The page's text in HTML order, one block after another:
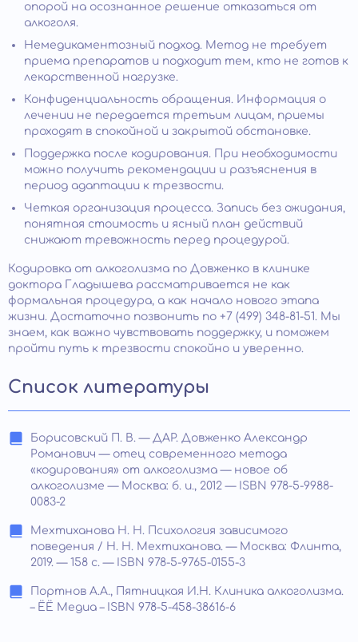
опорой на осознанное решение отказаться от
алкоголя.
Немедикаментозный подход. Метод не требует
приема препаратов и подходит тем, кто не готов к
лекарственной нагрузке.
Конфиденциальность обращения. Информация о
лечении не передается третьим лицам, приемы
проходят в спокойной и закрытой обстановке.
Поддержка после кодирования. При необходимости
можно получить рекомендации и разъяснения в
период адаптации к трезвости.
Четкая организация процесса. Запись без ожидания,
понятная стоимость и ясный план действий
снижают тревожность перед процедурой.
Кодировка от алкоголизма по Довженко в клинике
доктора Гладышева рассматривается не как
формальная процедура, а как начало нового этапа
жизни. Достаточно позвонить по +7 (499) 348-81-51. Мы
знаем, как важно чувствовать поддержку, и поможем
пройти путь к трезвости спокойно и уверенно.
Список литературы
Борисовский П. В. — ДАР. Довженко Александр
Романович — отец современного метода
«кодирования» от алкоголизма — новое об
алкоголизме — Москва: б. и., 2012 — ISBN 978-5-9988-
0083-2
Мехтиханова Н. Н. Психология зависимого
поведения / Н. Н. Мехтиханова. — Москва: Флинта,
2019. — 158 с. — ISBN 978-5-9765-0155-3
Портнов А.А., Пятницкая И.Н. Клиника алкоголизма.
– ЁЁ Медиа – ISBN 978-5-458-38616-6